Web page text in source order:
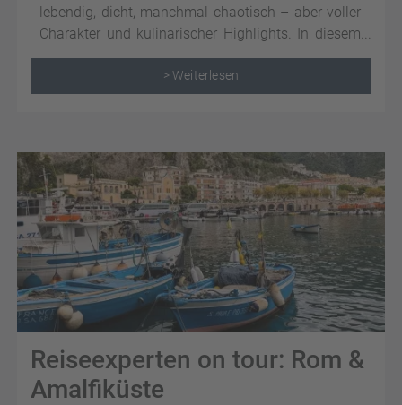
lebendig, dicht, manchmal chaotisch – aber voller
Charakter und kulinarischer Highlights. In diesem
Beitrag teilen wir unsere Eindrücke,
Beobachtungen und praktische Tipps für alle, die
Neapel entdecken möchten.
> Weiterlesen
Reiseexperten on tour: Rom &
Amalfiküste